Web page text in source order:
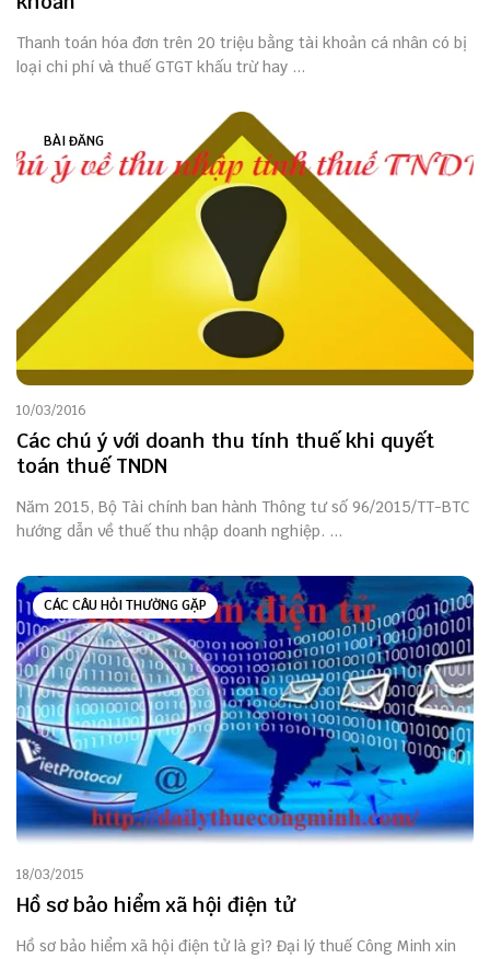
Thanh toán hóa đơn trên 20 triệu bằng tài khoản cá nhân có bị
loại chi phí và thuế GTGT khấu trừ hay ...
BÀI ĐĂNG
10/03/2016
Các chú ý với doanh thu tính thuế khi quyết
toán thuế TNDN
Năm 2015, Bộ Tài chính ban hành Thông tư số 96/2015/TT-BTC
hướng dẫn về thuế thu nhập doanh nghiệp. ...
CÁC CÂU HỎI THƯỜNG GẶP
18/03/2015
Hồ sơ bảo hiểm xã hội điện tử
Hồ sơ bảo hiểm xã hội điện tử là gì? Đại lý thuế Công Minh xin